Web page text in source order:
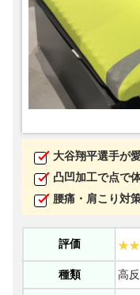
大谷翔平選手が
凸凹加工で点で
腰痛・肩こり対
評価
種類 高